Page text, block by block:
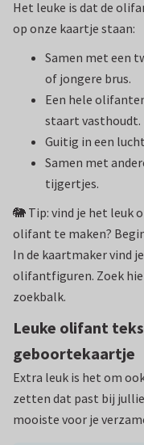
Het leuke is dat de
op onze kaartje staan:
Samen met een
of jongere brus.
Een hele
staart vasthoudt.
Guitig in een
Samen met
tijgertjes.
🐘 Tip: vind je het leuk
olifant te maken?
In de kaartmaker vind
olifantfiguren. Zoek
zoekbalk.
Leuke olifant
geboortekaartje
Extra leuk is het om
zetten dat past bij
mooiste voor je